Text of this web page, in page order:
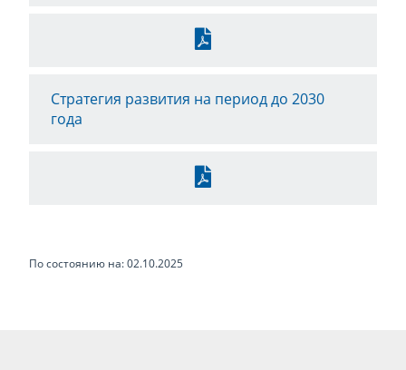
Стратегия развития на период до 2030
года
По состоянию на: 02.10.2025